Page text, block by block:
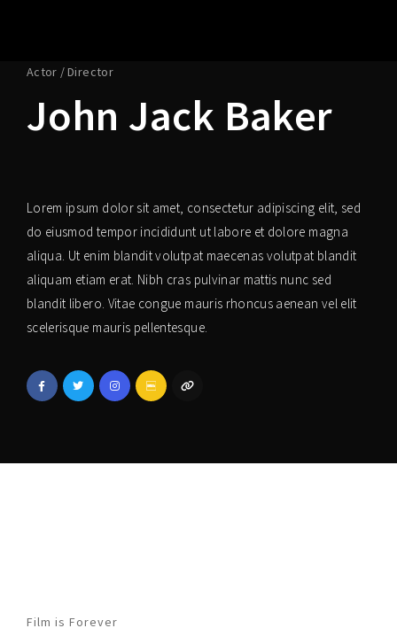
Actor Director
John Jack Baker
Lorem ipsum dolor sit amet, consectetur adipiscing elit, sed
do eiusmod tempor incididunt ut labore et dolore magna
aliqua. Ut enim blandit volutpat maecenas volutpat blandit
aliquam etiam erat. Nibh cras pulvinar mattis nunc sed
blandit libero. Vitae congue mauris rhoncus aenean vel elit
scelerisque mauris pellentesque.
Film is Forever